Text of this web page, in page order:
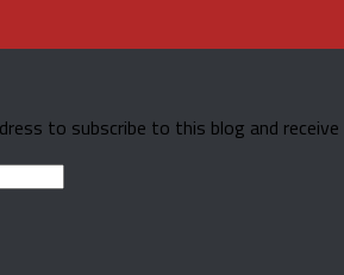
to subscribe to this blog and